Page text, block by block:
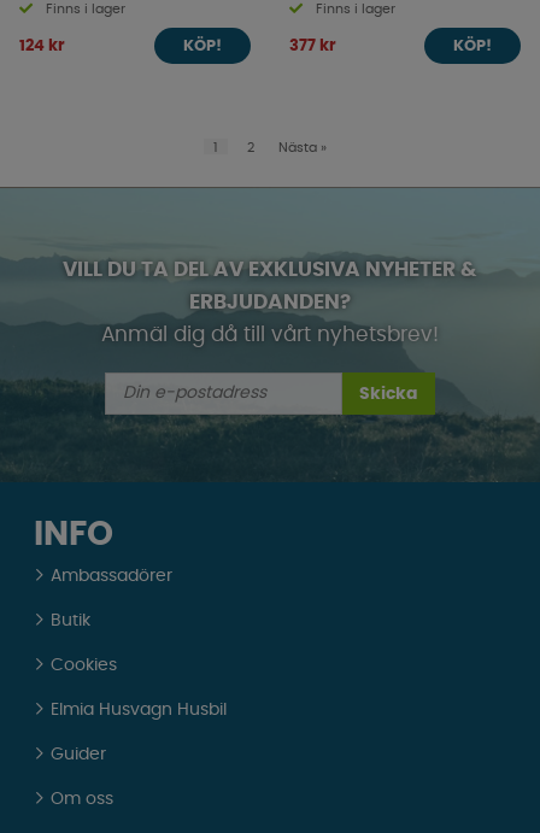
Finns i lager
124 kr KÖP!
Finns i lager
377 kr KÖP!
1 2 Nästa »
VILL DU TA DEL AV EXKLUSIVA NYHETER &
ERBJUDANDEN?
Anmäl dig då till vårt nyhetsbrev!
Skicka
INFO
Ambassadörer
Butik
Cookies
Elmia Husvagn Husbil
Guider
Om oss